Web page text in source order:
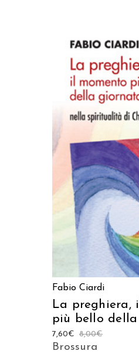
AGGIUNGI AL
Fabio Ciardi
La preghiera,
più bello
8,00€
7,60€
Brossura